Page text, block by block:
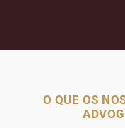
O QUE OS